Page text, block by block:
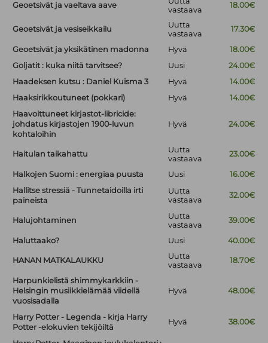
Geoetsivät ja vaeltava aave
vastaava
18.00€
Geoetsivät ja vesiseikkailu
Uutta
vastaava
17.30€
Geoetsivät ja yksikätinen madonna Hyvä
18.00€
Goljatit : kuka niitä tarvitsee?
Uusi
24.00€
Haadeksen kutsu : Daniel Kuisma 3
Hyvä
14.00€
Haaksirikkoutuneet (pokkari)
Hyvä
14.00€
Haavoittuneet kirjastot-libricide:
johdatus kirjastojen 1900-luvun
kohtaloihin
Hyvä 24.00€
Haitulan taikahattu
Uutta
vastaava
23.00€
Halkojen Suomi : energiaa puusta Uusi
16.00€
Hallitse stressiä - Tunnetaidoilla irti
paineista
Uutta
vastaava
32.00€
Halujohtaminen
Uutta
vastaava
39.00€
Haluttaako? Uusi 40.00€
HANAN MATKALAUKKU
Uutta
vastaava
18.70€
Harpunkielistä shimmykarkkiin -
Helsingin musiikkielämää viidellä
vuosisadalla
Hyvä 48.00€
Harry Potter - Legenda - kirja Harry
Potter -elokuvien tekijöiltä
Hyvä 38.00€